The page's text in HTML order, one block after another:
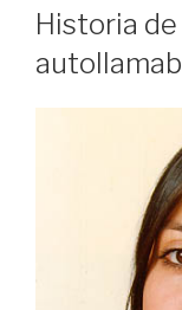
EL
Historia